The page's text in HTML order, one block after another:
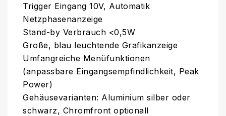
Trigger Eingang 10V, Automatik
Netzphasenanzeige
Stand-by Verbrauch <0,5W
Große, blau leuchtende Grafikanzeige
Umfangreiche Menüfunktionen
(anpassbare Eingangsempfindlichkeit, Peak
Power)
Gehäusevarianten: Aluminium silber oder
schwarz, Chromfront optionall